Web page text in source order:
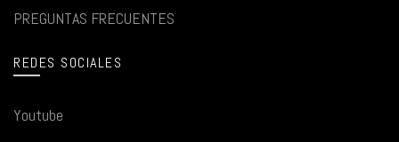
PREGUNTAS FRECUENTES
REDES SOCIALES
Youtube